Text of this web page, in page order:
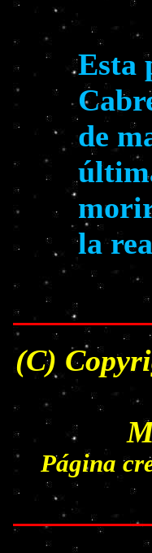
Esta
de
la
(C)
Página